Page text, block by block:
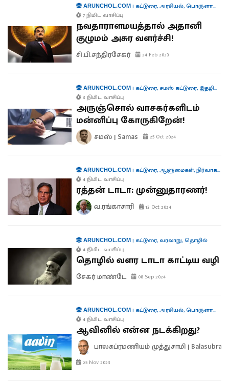
ARUNCHOL.COM| கட்டுரை,அரசியல்,பொருளாதாரம்
7 நிமிட வாசிப்பு
நவதாராளமயத்தால் அதானி
குழுமம் அசுர வளர்ச்சி!
சி.பி.சந்திரசேகர் 24 Feb 2023
ARUNCHOL.COM| கட்டுரை, சமஸ் கட்டுரை, இதழியல்
3 நிமிட வாசிப்பு
அருஞ்சொல் வாசகர்களிடம்
மன்னிப்பு கோருகிறேன்!
சமஸ் | Samas 25 Oct 2024
ARUNCHOL.COM| கட்டுரை,ஆளுமைகள்,நிர்வாகம்
4 நிமிட வாசிப்பு
ரத்தன் டாடா: முன்னுதாரணர்!
வ.ரங்காசாரி 13 Oct 2024
ARUNCHOL.COM| கட்டுரை, வரலாறு,தொழில்
4 நிமிட வாசிப்பு
தொழில் வளர டாடா காட்டிய வழி
சேகர் மாண்டே 08 Sep 2024
ARUNCHOL.COM| கட்டுரை,அரசியல்,பொருளாதாரம்
4 நிமிட வாசிப்பு
ஆவினில் என்ன நடக்கிறது?
பாலசுப்ரமணியம் முத்துசாமி |
25 Nov 2023